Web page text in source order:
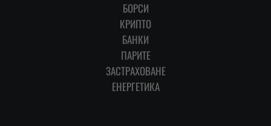
БОРСИ
КРИПТО
БАНКИ
ПАРИТЕ
ЗАСТРАХОВАНЕ
ЕНЕРГЕТИКА